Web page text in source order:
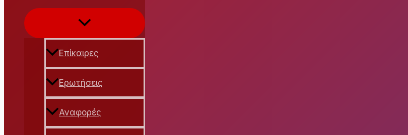
Εναλλαγή
Επίκαιρες
Ερωτήσεις
Αναφορές